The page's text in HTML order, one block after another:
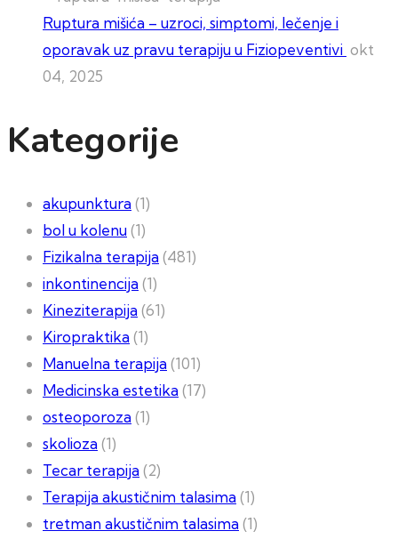
Ruptura mišića – uzroci, simptomi, lečenje i
oporavak uz pravu terapiju u Fiziopeventivi okt
04, 2025
Kategorije
akupunktura(1)
bol u kolenu(1)
Fizikalna terapija(481)
inkontinencija(1)
Kineziterapija(61)
Kiropraktika(1)
Manuelna terapija(101)
Medicinska estetika(17)
osteoporoza(1)
skolioza(1)
Tecar terapija(2)
Terapija akustičnim talasima(1)
tretman akustičnim talasima(1)